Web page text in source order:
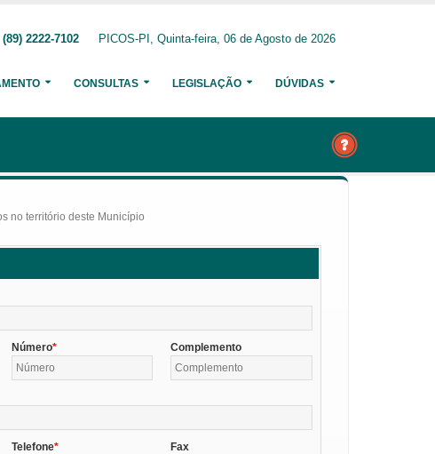
(89) 2222-7102 PICOS-PI, Quinta-feira, 06 de Agosto de 2026
CONSULTAS LEGISLAÇÃO DÚVIDAS
no território deste Município
Número Complemento
Telefone Fax